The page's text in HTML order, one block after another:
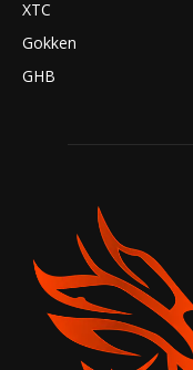
XTC
Gokken
GHB